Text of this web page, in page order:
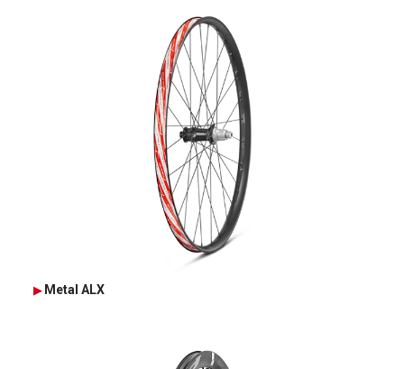
Metal ALX